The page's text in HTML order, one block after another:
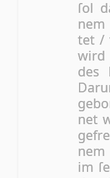
ſol
tet /
des
net
im